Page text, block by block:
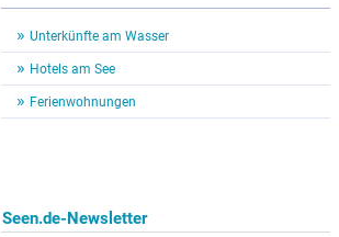
Unterkünfte am Wasser
Hotels am See
Ferienwohnungen
Seen.de-Newsletter